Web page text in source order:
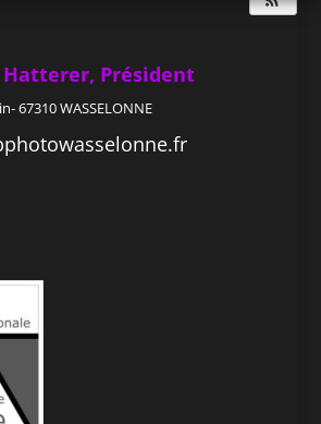
Hatterer, Président
67310 WASSELONNE